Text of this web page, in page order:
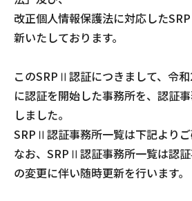
改正個人情報保護法に対応した
新いたしております。
このSRPⅡ認証につきまして、令
に認証を開始した事務所を、認証
しました。
SRPⅡ認証事務所一覧は下記よりご
なお、SRPⅡ認証事務所一覧は認
の変更に伴い随時更新を行います。